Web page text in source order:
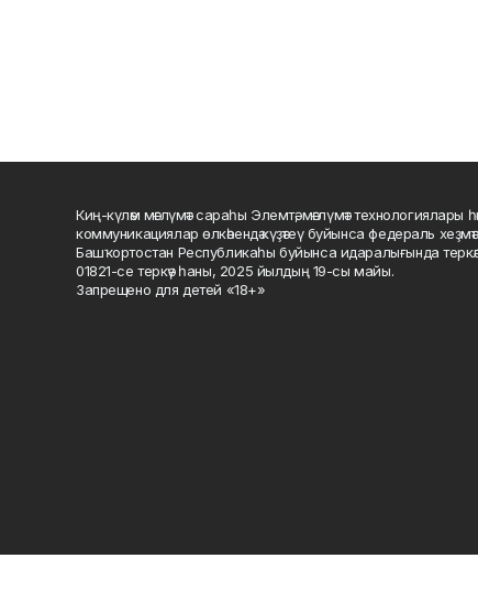
Киң-күләм мәғлүмәт сараһы Элемтә, мәғлүмәт технологиялары
коммуникациялар өлкәһендә күҙәтеү буйынса федераль
Башҡортостан Республикаһы буйынса идаралығында
01821-се теркәү һаны, 2025 йылдың 19-сы майы.
Запрещено для детей «18+»